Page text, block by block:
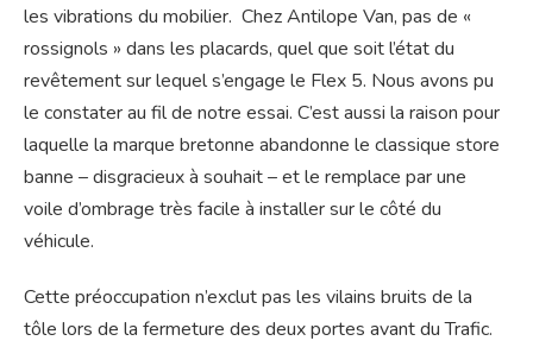
les vibrations du mobilier. Chez Antilope Van, pas de «
rossignols » dans les placards, quel que soit l’état du
revêtement sur lequel s’engage le Flex 5. Nous avons pu
le constater au fil de notre essai. C’est aussi la raison pour
laquelle la marque bretonne abandonne le classique store
banne – disgracieux à souhait – et le remplace par une
voile d’ombrage très facile à installer sur le côté du
véhicule.
Cette préoccupation n’exclut pas les vilains bruits de la
tôle lors de la fermeture des deux portes avant du Trafic.